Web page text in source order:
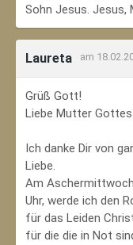
Sohn Jesus. Jesus,
Laureta am
Grüß Gott!
Liebe Mutter
Ich danke Dir von
Liebe.
Am
Uhr, werde ich den
für das Leiden
für die die in Not